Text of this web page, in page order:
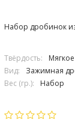
Набор дробинок
Твёрдость:
Мягкое
Вид:
Зажимная
Вес (гр.):
Набор